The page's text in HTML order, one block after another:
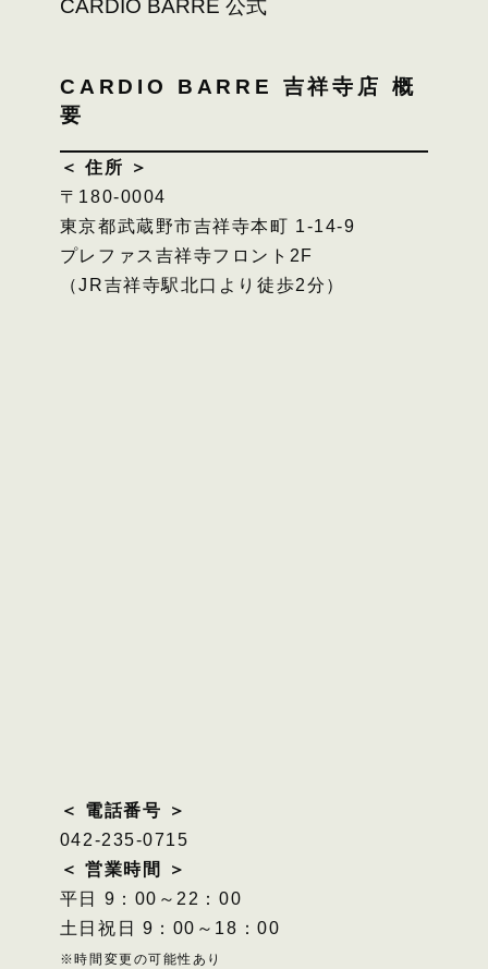
CARDIO BARRE 公式
CARDIO BARRE 吉祥寺店 概
要
＜ 住所 ＞
〒180-0004
東京都武蔵野市吉祥寺本町 1-14-9
プレファス吉祥寺フロント2F
（JR吉祥寺駅北口より徒歩2分）
＜ 電話番号 ＞
042-235-0715
＜ 営業時間 ＞
平日 9：00～22：00
土日祝日 9：00～18：00
※時間変更の可能性あり